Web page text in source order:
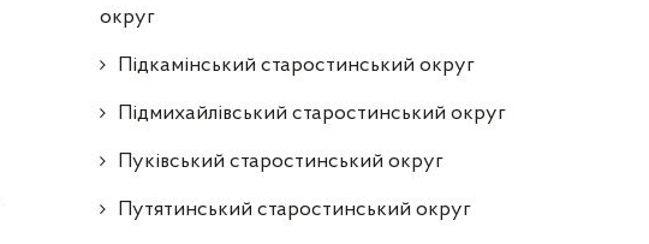
округ
Підкамінський старостинський округ
Підмихайлівський старостинський округ
Пуківський старостинський округ
Путятинський старостинський округ